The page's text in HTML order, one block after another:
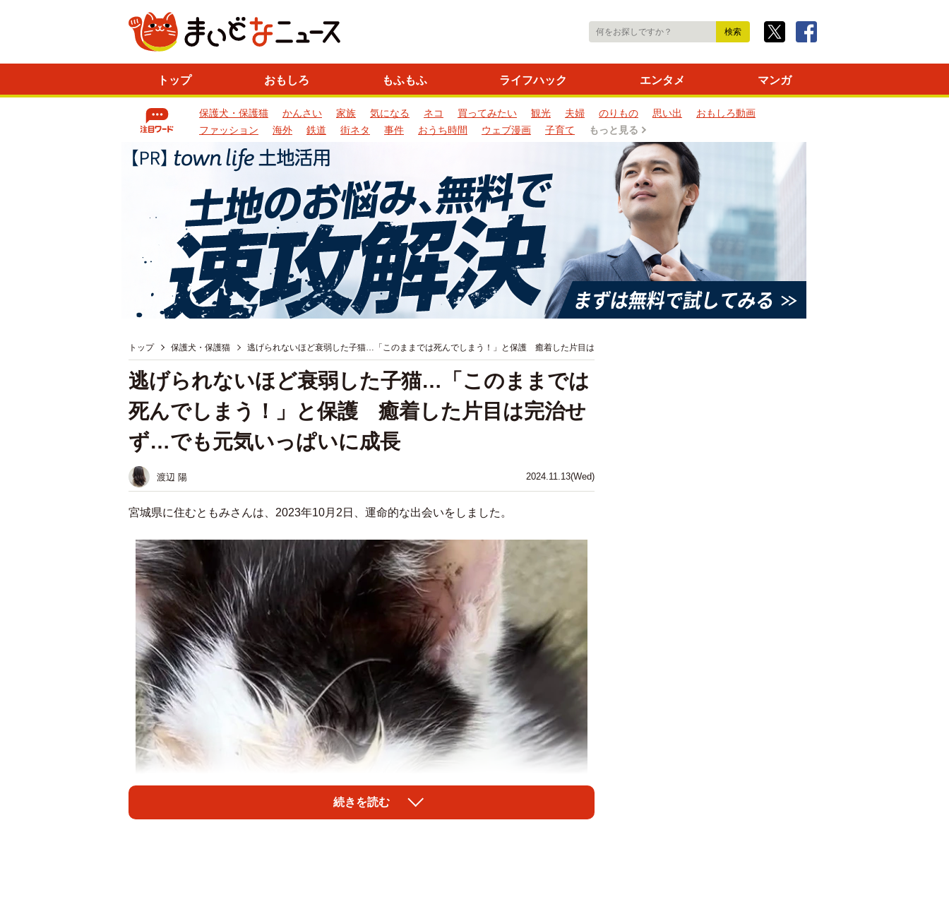
トップ おもしろ もふもふ ライフハック エンタメ マンガ
保護犬・保護猫 かんさい 家族 気になる ネコ 買ってみたい 観光 夫婦 のりもの 思い出
おもしろ動画
ファッション
海外 鉄道 街ネタ 事件 おうち時間 ウェブ漫画 子育て もっと見る
トップ 保護犬・保護猫 逃げられないほど衰弱した子猫…「このままでは死んでしまう！」と保護 癒着した片目は
2024.11.13(Wed)
逃げられないほど衰弱した子猫…「このままでは
死んでしまう！」と保護 癒着した片目は完治せ
ず…でも元気いっぱいに成長
渡辺 陽
宮城県に住むともみさんは、2023年10月2日、運命的な出会いをしました。
続きを読む